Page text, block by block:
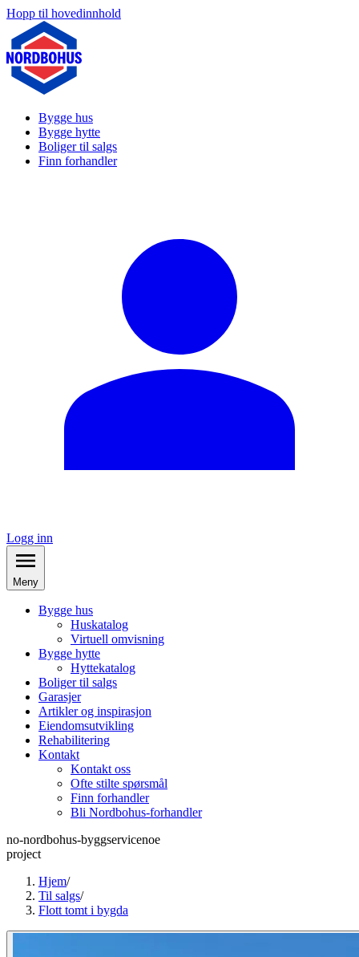
Hopp til hovedinnhold
Bygge hus
Bygge hytte
Boliger til salgs
Finn forhandler
Logg inn
Meny
Bygge hus
Huskatalog
Virtuell omvisning
Bygge hytte
Hyttekatalog
Boliger til salgs
Garasjer
Artikler og inspirasjon
Eiendomsutvikling
Rehabilitering
Kontakt
Kontakt oss
Ofte stilte spørsmål
Finn forhandler
Bli Nordbohus-forhandler
no-nordbohus-byggservicenoe
project
Hjem/
Til salgs/
Flott tomt i bygda